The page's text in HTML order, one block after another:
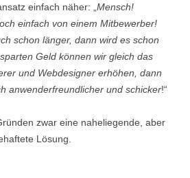
einfach näher: „ Mensch!
einfach von einem Mitbewerber!
schon länger, dann wird es schon
Geld können wir gleich das
und Webdesigner erhöhen, dann
anwenderfreundlicher und schicker!“
zwar eine naheliegende, aber
Lösung.